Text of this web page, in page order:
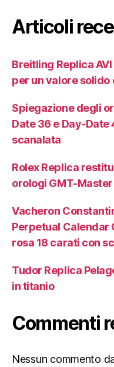
Articoli
Breitling Replica
per un valore solido
Spiegazione degli
Date 36 e Day-
scanalata
Rolex Replica
orologi GMT-
Vacheron
Perpetual Calendar
rosa 18 carati con
Tudor Replica
in titanio
Commenti
Nessun commento